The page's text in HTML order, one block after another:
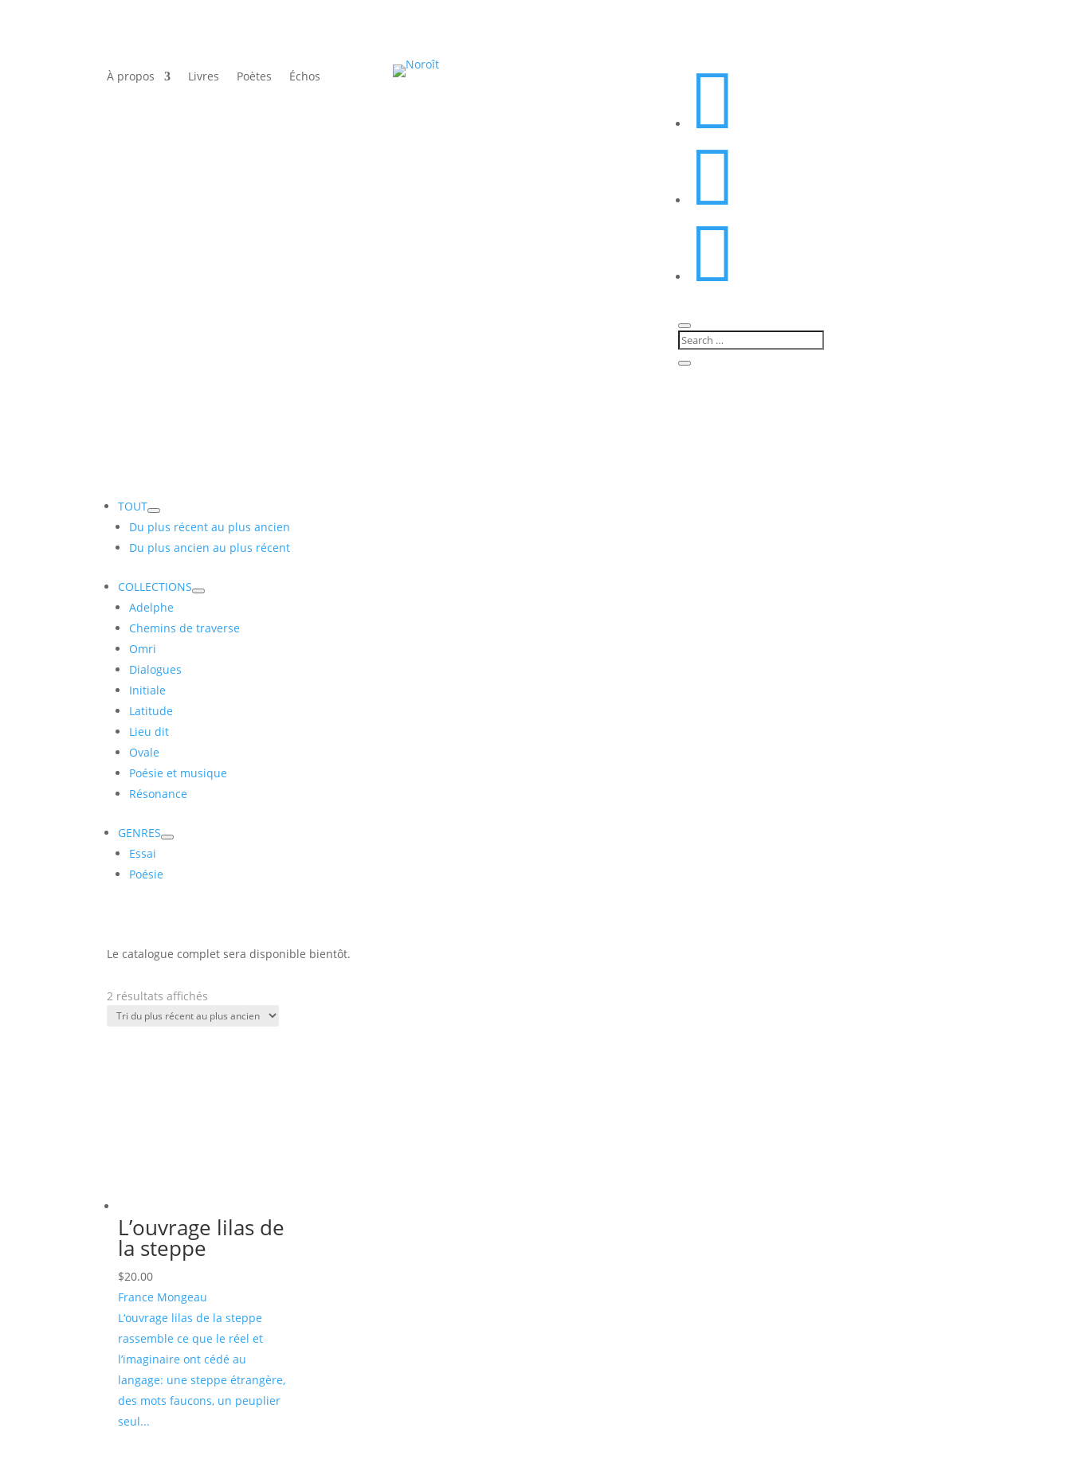
À propos Livres Poètes Échos



TOUT
Du plus récent au plus ancien
Du plus ancien au plus récent
COLLECTIONS
Adelphe
Chemins de traverse
Omri
Dialogues
Initiale
Latitude
Lieu dit
Ovale
Poésie et musique
Résonance
GENRES
Essai
Poésie
Le catalogue complet sera disponible bientôt.
2 résultats affichés
du
L’ouvrage lilas de
la steppe
$20.00
France Mongeau
L‘ouvrage lilas de la steppe
rassemble ce que le réel et
l’imaginaire ont cédé au
langage: une steppe étrangère,
des mots faucons, un peuplier
seul...